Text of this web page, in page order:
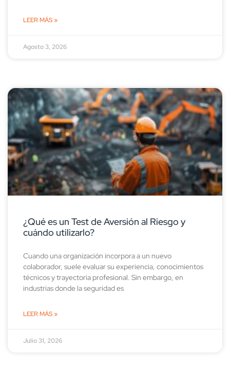
LEER MÁS »
Agosto 3, 2026
¿Qué es un Test de Aversión al Riesgo y
cuándo utilizarlo?
Cuando una organización incorpora a un nuevo
colaborador, suele evaluar su experiencia, conocimientos
técnicos y trayectoria profesional. Sin embargo, en
industrias donde la seguridad es
LEER MÁS »
Julio 31, 2026